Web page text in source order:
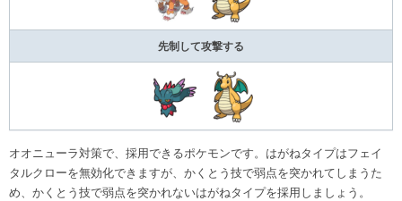
先制して攻撃する
オオニューラ対策で、採用できるポケモンです。はがねタイプはフェイ
タルクローを無効化できますが、かくとう技で弱点を突かれてしまうた
め、かくとう技で弱点を突かれないはがねタイプを採用しましょう。